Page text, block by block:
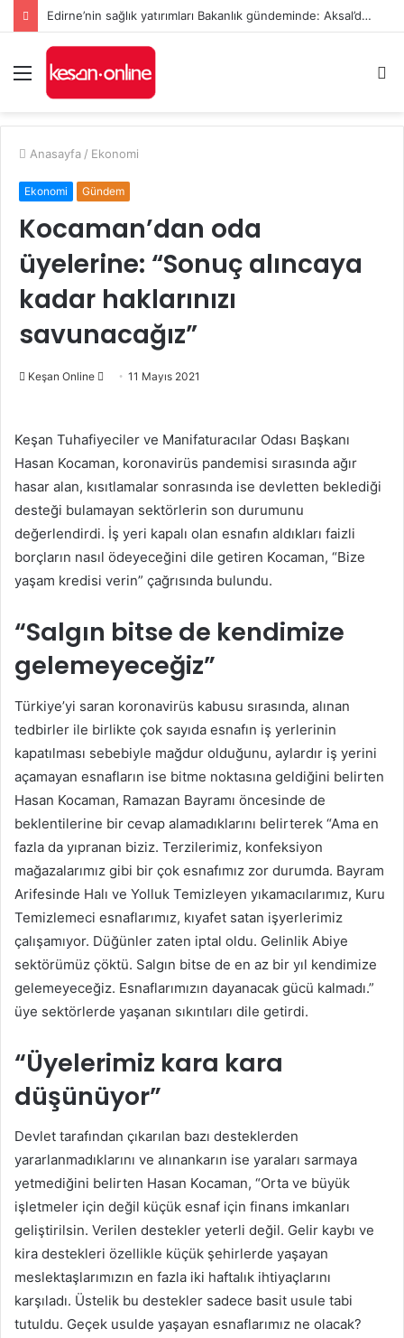
Edirne’nin sağlık yatırımları Bakanlık gündeminde: Aksal’dan Keşan için iki önemli talep
Menü
...
Anasayfa / Ekonomi
Ekonomi Gündem
Kocaman’dan oda
üyelerine: “Sonuç alıncaya
kadar haklarınızı
savunacağız”
Keşan Online
göndermek
11 Mayıs 2021
Keşan Tuhafiyeciler ve Manifaturacılar Odası Başkanı
Hasan Kocaman, koronavirüs pandemisi sırasında ağır
hasar alan, kısıtlamalar sonrasında ise devletten beklediği
desteği bulamayan sektörlerin son durumunu
değerlendirdi. İş yeri kapalı olan esnafın aldıkları faizli
borçların nasıl ödeyeceğini dile getiren Kocaman, “Bize
yaşam kredisi verin” çağrısında bulundu.
“Salgın bitse de kendimize
gelemeyeceğiz”
Türkiye’yi saran koronavirüs kabusu sırasında, alınan
tedbirler ile birlikte çok sayıda esnafın iş yerlerinin
kapatılması sebebiyle mağdur olduğunu, aylardır iş yerini
açamayan esnafların ise bitme noktasına geldiğini belirten
Hasan Kocaman, Ramazan Bayramı öncesinde de
beklentilerine bir cevap alamadıklarını belirterek “Ama en
fazla da yıpranan biziz. Terzilerimiz, konfeksiyon
mağazalarımız gibi bir çok esnafımız zor durumda. Bayram
Arifesinde Halı ve Yolluk Temizleyen yıkamacılarımız, Kuru
Temizlemeci esnaflarımız, kıyafet satan işyerlerimiz
çalışamıyor. Düğünler zaten iptal oldu. Gelinlik Abiye
sektörümüz çöktü. Salgın bitse de en az bir yıl kendimize
gelemeyeceğiz. Esnaflarımızın dayanacak gücü kalmadı.”
üye sektörlerde yaşanan sıkıntıları dile getirdi.
“Üyelerimiz kara kara
düşünüyor”
Devlet tarafından çıkarılan bazı desteklerden
yararlanmadıklarını ve alınankarın ise yaraları sarmaya
yetmediğini belirten Hasan Kocaman, “Orta ve büyük
işletmeler için değil küçük esnaf için finans imkanları
geliştirilsin. Verilen destekler yeterli değil. Gelir kaybı ve
kira destekleri özellikle küçük şehirlerde yaşayan
meslektaşlarımızın en fazla iki haftalık ihtiyaçlarını
karşıladı. Üstelik bu destekler sadece basit usule tabi
tutuldu. Geçek usulde yaşayan esnaflarımız ne olacak?